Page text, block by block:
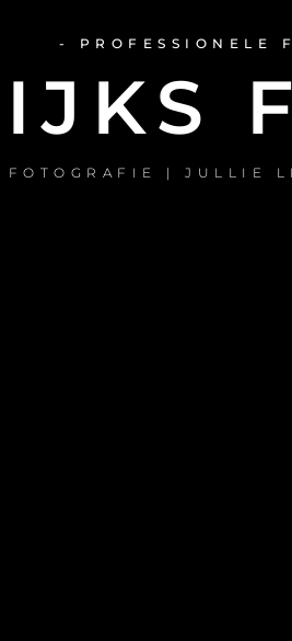
- PROFESSIONELE
FOTOGRAFIE | JULLIE